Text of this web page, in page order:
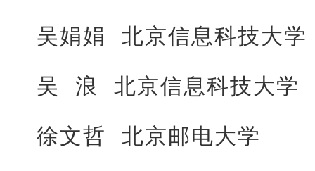
吴娟娟 北京信息科技大学
吴 浪 北京信息科技大学
徐文哲 北京邮电大学